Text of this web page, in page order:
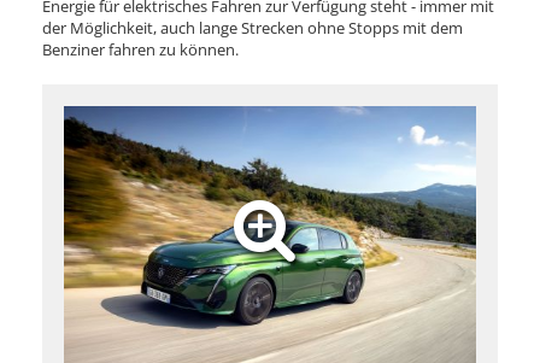
Energie für elektrisches Fahren zur Verfügung steht - immer mit
der Möglichkeit, auch lange Strecken ohne Stopps mit dem
Benziner fahren zu können.